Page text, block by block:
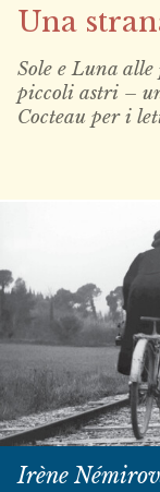
Una
Sole e Luna alle
piccoli astri –
Cocteau per i
Irène